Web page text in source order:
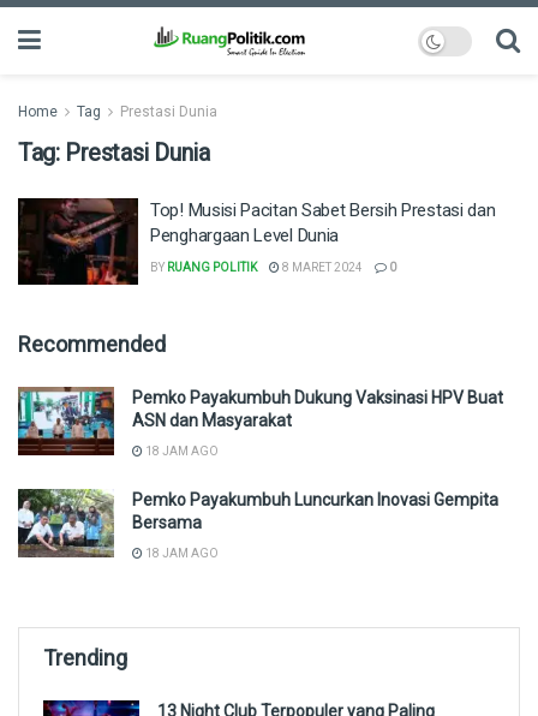
Home Tag Prestasi Dunia
Tag: Prestasi Dunia
Top! Musisi Pacitan Sabet Bersih Prestasi dan
Penghargaan Level Dunia
BY RUANG POLITIK 8 MARET 2024 0
Recommended
Pemko Payakumbuh Dukung Vaksinasi HPV Buat
ASN dan Masyarakat
18 JAM AGO
Pemko Payakumbuh Luncurkan Inovasi Gempita
Bersama
18 JAM AGO
Trending
13 Night Club Terpopuler yang Paling